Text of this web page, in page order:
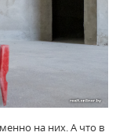
на них. А что в